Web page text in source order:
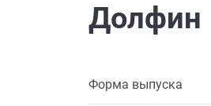
Долфин
Форма выпуска